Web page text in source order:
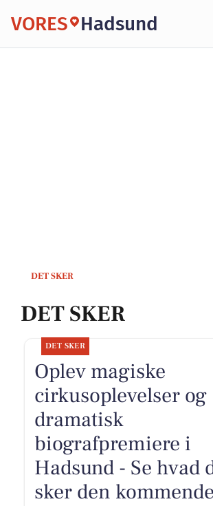
VORES Hadsund
DET SKER
DET SKER
DET SKER
Oplev magiske
cirkusoplevelser og
dramatisk
biografpremiere i
Hadsund - Se hvad
sker den